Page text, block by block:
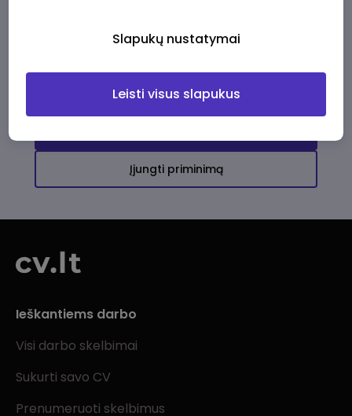
darbo pasiūlymų
Įjungti priminimą
Ieškantiems darbo
Visi darbo skelbimai
Sukurti savo CV
Prenumeruoti skelbimus
Slapukų nustatymai
Leisti visus slapukus